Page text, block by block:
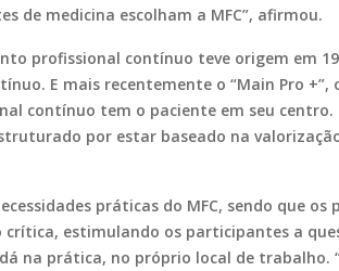
de medicina escolham a MFC”, afirmou.
profissional contínuo teve origem em
E mais recentemente o “Main Pro
contínuo tem o paciente em seu
por estar baseado na
práticas do MFC, sendo que
estimulando os participantes a
na prática, no próprio local de trabalho.